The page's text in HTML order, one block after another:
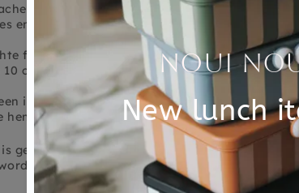
De handformaat macaron
en een glimlach en korte corduory
fleece, Max is verzwaard en blijft
cm.
ideaal vriendje om overal mee
hem overal mee naar toe.
geschikt voor kinderen vanaf 0